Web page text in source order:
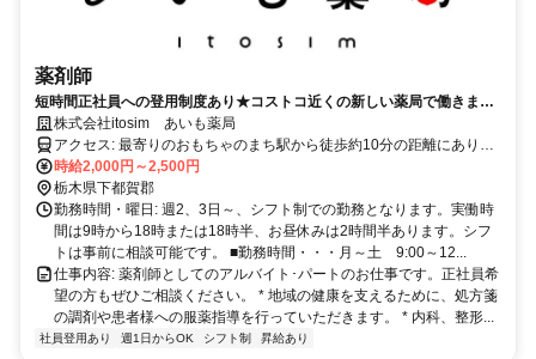
薬剤師
短時間正社員への登用制度あり★コストコ近くの新しい薬局で働きませ
んか？【ドライブスルーが好評です！】
株式会社itosim あいも薬局
アクセス: 最寄りのおもちゃのまち駅から徒歩約10分の距離にありま
す。車通勤の方には無料駐車場をご用意しています。
時給2,000円～2,500円
栃木県下都賀郡
勤務時間・曜日: 週2、3日～、シフト制での勤務となります。実働時
間は9時から18時または18時半、お昼休みは2時間半あります。シフ
トは事前に相談可能です。 ■勤務時間・・・月～土 9:00～12...
仕事内容: 薬剤師としてのアルバイト･パートのお仕事です。正社員希
望の方もぜひご相談ください。 * 地域の健康を支えるために、処方箋
の調剤や患者様への服薬指導を行っていただきます。 * 内科、整形...
社員登用あり 週1日からOK シフト制 昇給あり